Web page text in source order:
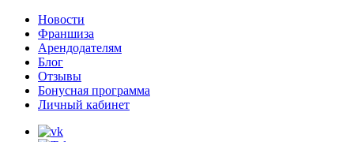
Новости
Франшиза
Арендодателям
Блог
Отзывы
Бонусная программа
Личный кабинет